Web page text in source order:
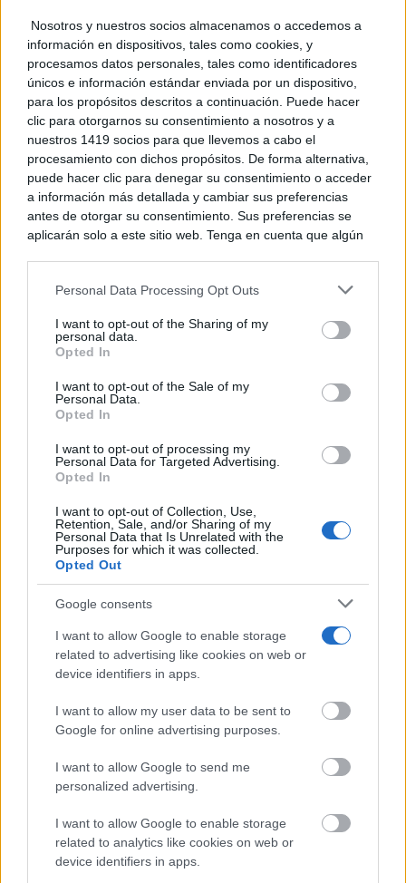
Nosotros y nuestros socios almacenamos o accedemos a
información en dispositivos, tales como cookies, y
procesamos datos personales, tales como identificadores
únicos e información estándar enviada por un dispositivo,
para los propósitos descritos a continuación. Puede hacer
clic para otorgarnos su consentimiento a nosotros y a
nuestros 1419 socios para que llevemos a cabo el
procesamiento con dichos propósitos. De forma alternativa,
puede hacer clic para denegar su consentimiento o acceder
a información más detallada y cambiar sus preferencias
antes de otorgar su consentimiento. Sus preferencias se
aplicarán solo a este sitio web. Tenga en cuenta que algún
rechazar tal procesamiento. Puede cambiar sus preferencias
a este sitio y haciendo clic en el botón "Privacidad" en la
parte inferior de la página web.
Please note that this website/app uses one or more Google
services and may gather and store information including but
not limited to your visit or usage behaviour. You may click to
use your data for below specified purposes in below Google
consent section.
Personal Data Processing Opt Outs
I want to opt-out of the Sharing of my
personal data.
Opted In
I want to opt-out of the Sale of my
Personal Data.
Opted In
I want to opt-out of processing my
Personal Data for Targeted Advertising.
Opted In
I want to opt-out of Collection, Use,
Retention, Sale, and/or Sharing of my
Personal Data that Is Unrelated with the
Purposes for which it was collected.
Opted Out
Google consents
I want to allow Google to enable storage
related to advertising like cookies on web or
device identifiers in apps.
I want to allow my user data to be sent to
Google for online advertising purposes.
I want to allow Google to send me
personalized advertising.
I want to allow Google to enable storage
related to analytics like cookies on web or
device identifiers in apps.
TOLEDO
José Pablo Sabrido expresa su
condena por los asesinatos
machistas en Badajoz y en
Alhaurín el Grande
27/01/2026
TOLEDO
La Delegación del Gobierno en
Castilla-La Mancha condena los
asesinatos por violencia de
género en Badajoz y Palma de
Mallorca
15/01/2026
TOLEDO
José Pablo Sabrido expresa su
machista de María Isabel en
13/01/2026
2 3 4
Últimas noticias
El Ayuntamiento de Tomelloso da
la bienvenida a 9 nuevas
trabajadoras municipales
07/08/2026
Castilla-La Mancha impulsa la
mentoría docente con más de
580 profesionales y equipos
directivos acompañados
patrocinador de InfantesMúsica
con una aportación de 17.000
euros
Castilla-La Mancha refuerza la